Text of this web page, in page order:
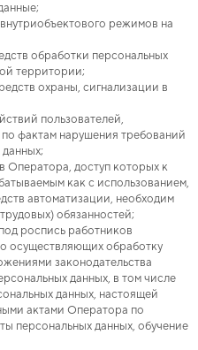
режимов на
обработки персональных
территории;
охраны, сигнализации в
пользователей,
фактам нарушения требований
Оператора, доступ которых к
как с использованием,
автоматизации, необходим
обязанностей;
роспись работников
осуществляющих обработку
законодательства
данных, в том числе
данных, настоящей
актами Оператора по
персональных данных, обучение